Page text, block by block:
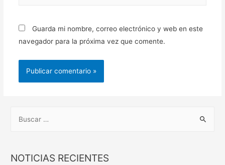
Guarda mi nombre, correo electrónico y web en este
navegador para la próxima vez que comente.
cNOTICIAS RECIENTES